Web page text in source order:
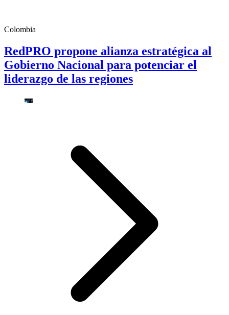
Colombia
RedPRO propone alianza estratégica al
Gobierno Nacional para potenciar el
liderazgo de las regiones